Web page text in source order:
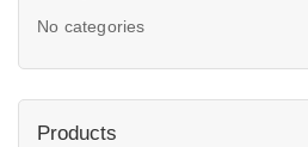
No categories
Products